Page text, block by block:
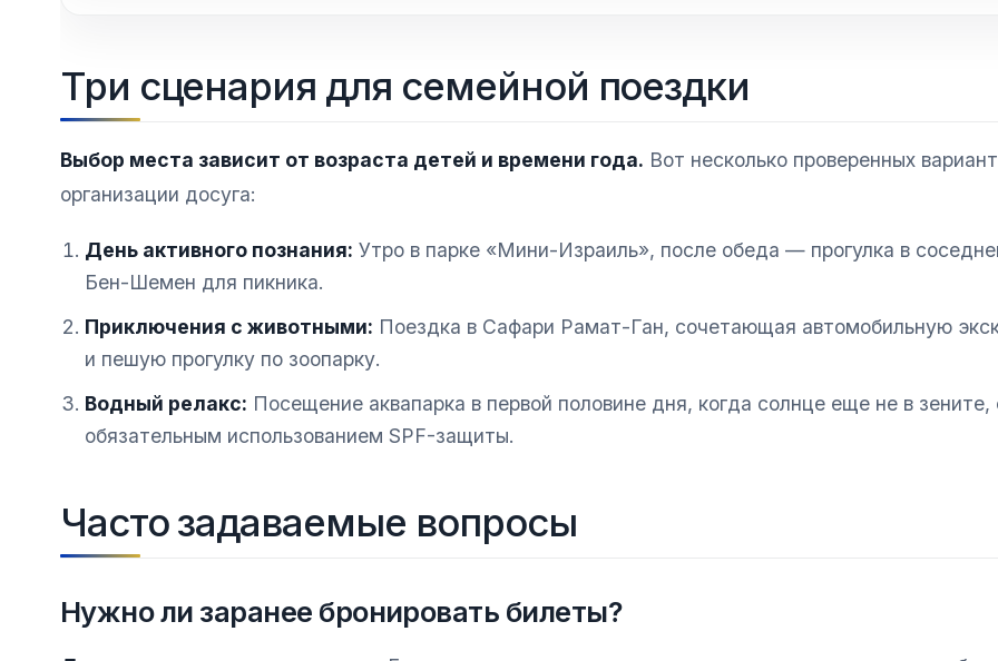
Три сценария для семейной поездки
Выбор места зависит от возраста детей и времени года. Вот несколько проверенных
организации досуга:
День активного познания: Утро в парке «Мини-Израиль», после обеда — прогулка в
Бен-Шемен для пикника.
Приключения с животными: Поездка в Сафари Рамат-Ган, сочетающая автомобильную
и пешую прогулку по зоопарку.
Водный релакс: Посещение аквапарка в первой половине дня, когда солнце еще не в зените,
обязательным использованием SPF-защиты.
Часто задаваемые вопросы
Нужно ли заранее бронировать билеты?